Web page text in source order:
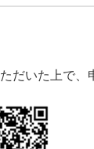
だいた上で、